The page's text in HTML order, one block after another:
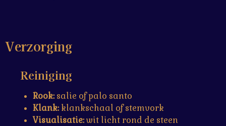
Verzorging
Reiniging
Rook:salie of palo santo
Klank:klankschaal of stemvork
Visualisatie:wit licht rond de steen